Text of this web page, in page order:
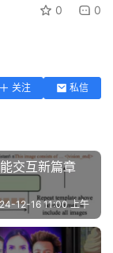
0 0
关注
私信
交互新篇章
12-16 11:00 上午